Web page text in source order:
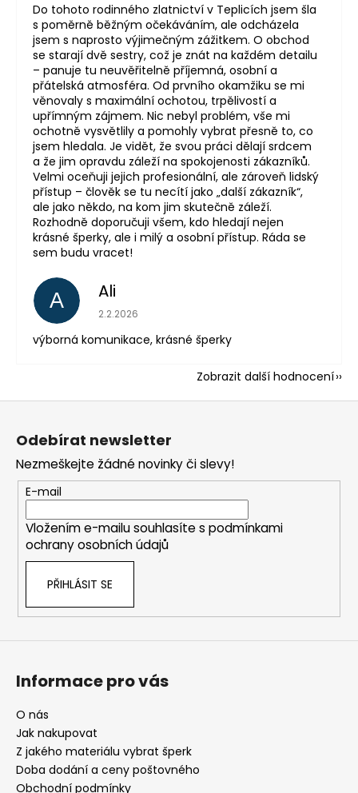
Do tohoto rodinného zlatnictví v Teplicích jsem šla
s poměrně běžným očekáváním, ale odcházela
jsem s naprosto výjimečným zážitkem. O obchod
se starají dvě sestry, což je znát na každém detailu
– panuje tu neuvěřitelně příjemná, osobní a
přátelská atmosféra. Od prvního okamžiku se mi
věnovaly s maximální ochotou, trpělivostí a
upřímným zájmem. Nic nebyl problém, vše mi
ochotně vysvětlily a pomohly vybrat přesně to, co
jsem hledala. Je vidět, že svou práci dělají srdcem
a že jim opravdu záleží na spokojenosti zákazníků.
Velmi oceňuji jejich profesionální, ale zároveň lidský
přístup – člověk se tu necítí jako „další zákazník“,
ale jako někdo, na kom jim skutečně záleží.
Rozhodně doporučuji všem, kdo hledají nejen
krásné šperky, ale i milý a osobní přístup. Ráda se
sem budu vracet!
A Ali
Hodnocení obchodu je 5 z 5 hvězdiček.
2.2.2026
výborná komunikace, krásné šperky
Zobrazit další hodnocení
Z
Odebírat newsletter
Nezmeškejte žádné novinky či slevy!
E-mail
Vložením e-mailu souhlasíte s podmínkami
ochrany osobních údajů
PŘIHLÁSIT SE
Informace pro vás
O nás
Jak nakupovat
Z jakého materiálu vybrat šperk
Doba dodání a ceny poštovného
Obchodní podmínky